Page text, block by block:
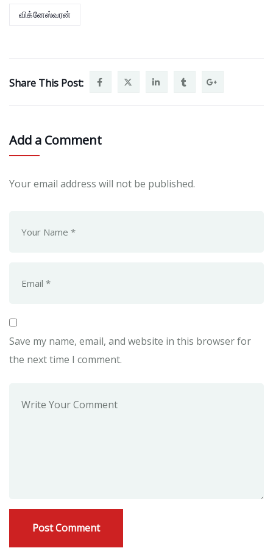
விக்னேஸ்வரன்
Share This Post:
Add a Comment
Your email address will not be published.
Save my name, email, and website in this browser for
the next time I comment.